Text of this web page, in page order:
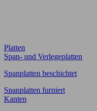
Platten
Span- und Verlegeplatten
Spanplatten beschichtet
Spanplatten furniert
Kanten